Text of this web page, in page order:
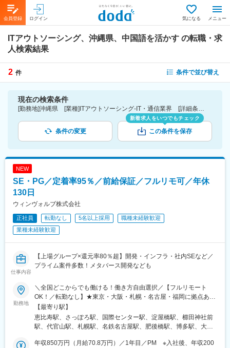
会員登録 ログイン 気になる メニュー
ITアウトソーシング、沖縄県、中国語を活かす の転職・求
人検索結果
2 件 条件で並び替え
現在の検索条件
[勤務地]沖縄県 [業種]ITアウトソーシング-IT・通信業界 [詳細条件](語学)中国語を活かす
条件の変更
新着求人をいつでもチェック
この条件を保存
NEW
SE・PG／定着率95％／前給保証／フルリモ可／年休
130日
ウィンヴォルブ株式会社
正社員 転勤なし 5名以上採用
職種未経験歓迎
業種未経験歓迎
仕事内容
【上場グループ×還元率80％超】開発・インフラ・社内SEなど／
プライム案件多数！メタバース開発なども
勤務地
＼全国どこからでも働ける！働き方自由選択／【フルリモート
OK！／転勤なし】★東京・大阪・札幌・名古屋・福岡に拠点あり
※希望を考慮し決定いたします。【本社】東京都渋谷区恵比寿南1-
1-1 ヒューマックス恵比寿ビル8F【札幌】北海道札幌市中央区北4
条西4-1-7 MMS札幌駅前ビル1F【名古屋】愛知県名古屋市中村区
5-13 創建御堂筋ビル2F【福岡】福岡県福岡市博多区博多駅前3-
【最寄り駅】
恵比寿駅、さっぽろ駅、国際センター駅、淀屋橋駅、櫛田神社前
駅、代官山駅、札幌駅、名鉄名古屋駅、肥後橋駅、博多駅、大通
年収850万円（月給70.8万円）／1年目／PM ※入社後、年収200